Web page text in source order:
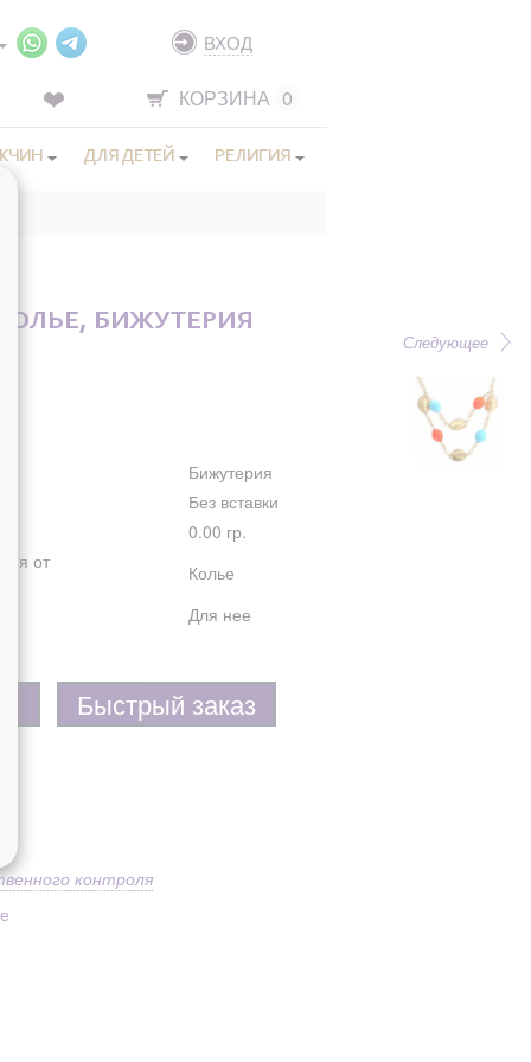
ВХОД
КОРЗИНА 0
ДЛЯ ДЕТЕЙ РЕЛИГИЯ
Следующее
БИЖУТЕРИЯ
Бижутерия
Без вставки
0.00 гр.
от
Колье
Для нее
Быстрый заказ
контроля